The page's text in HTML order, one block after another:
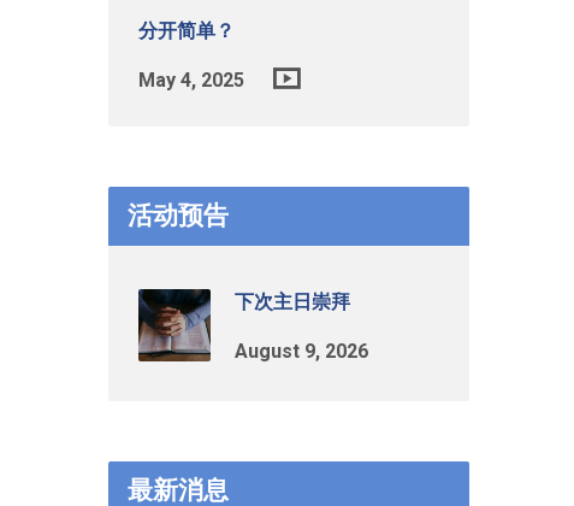
分开简单？
May 4, 2025
活动预告
下次主日崇拜
August 9, 2026
最新消息